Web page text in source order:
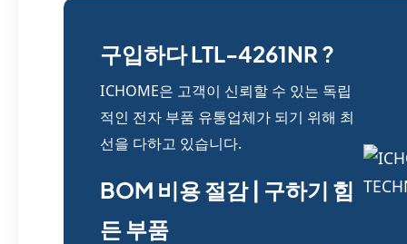
구입하다 LTL-4261NR ?
ICHOME은 고객이 신뢰할 수 있는 독립
적인 전자 부품 유통업체가 되기 위해 최
선을 다하고 있습니다.
BOM 비용 절감 | 구하기 힘
든 부품